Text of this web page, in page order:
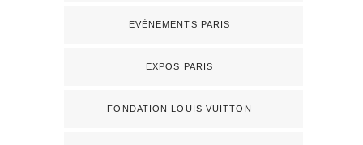
EVÈNEMENTS PARIS
EXPOS PARIS
FONDATION LOUIS VUITTON